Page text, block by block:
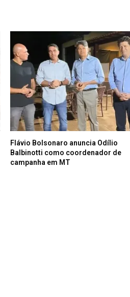
Flávio Bolsonaro anuncia Odílio
Balbinotti como coordenador de
campanha em MT